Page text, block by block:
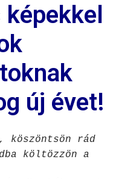
új évet!
köszöntsön rád
költözzön a